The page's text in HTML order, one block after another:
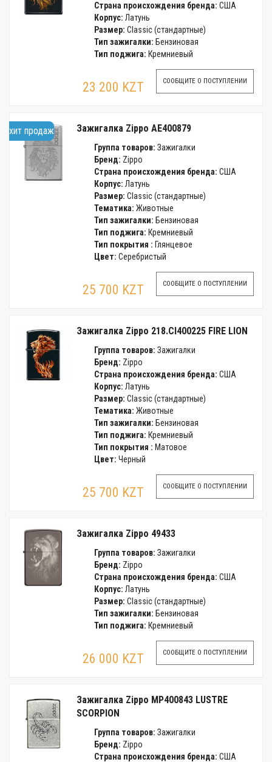
Страна происхождения бренда: США
Корпус: Латунь
Размер: Classic (стандартные)
Тип зажигалки: Бензиновая
Тип поджига: Кремниевый
23 200 KZT СООБЩИТЕ О ПОСТУПЛЕНИИ
хит продаж Зажигалка Zippo AE400879
Группа товаров: Зажигалки
Бренд: Zippo
Страна происхождения бренда: США
Корпус: Латунь
Размер: Classic (стандартные)
Тематика: Животные
Тип зажигалки: Бензиновая
Тип поджига: Кремниевый
Тип покрытия : Глянцевое
Цвет: Серебристый
25 700 KZT СООБЩИТЕ О ПОСТУПЛЕНИИ
Зажигалка Zippo 218.CI400225 FIRE LION
Группа товаров: Зажигалки
Бренд: Zippo
Страна происхождения бренда: США
Корпус: Латунь
Размер: Classic (стандартные)
Тематика: Животные
Тип зажигалки: Бензиновая
Тип поджига: Кремниевый
Тип покрытия : Матовое
Цвет: Черный
25 700 KZT СООБЩИТЕ О ПОСТУПЛЕНИИ
Зажигалка Zippo 49433
Группа товаров: Зажигалки
Бренд: Zippo
Страна происхождения бренда: США
Корпус: Латунь
Размер: Classic (стандартные)
Тип зажигалки: Бензиновая
Тип поджига: Кремниевый
26 000 KZT СООБЩИТЕ О ПОСТУПЛЕНИИ
Зажигалка Zippo MP400843 LUSTRE
SCORPION
Группа товаров: Зажигалки
Бренд: Zippo
Страна происхождения бренда: США